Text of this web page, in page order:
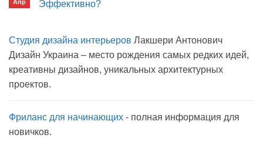
можно
Апр
Эффективно?
Вода
мылом
прогулку
антисептик.
Студия дизайна интерьеров Лакшери Антонович
Дизайн Украина – место рождения самых редких идей,
креативны дизайнов, уникальных архитектурных
проектов.
Фриланс для начинающих - полная информация для
новичков.